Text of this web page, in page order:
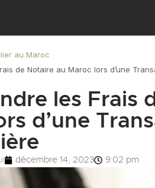
au Maroc
de Notaire au Maroc lors d’une
les Frais
d’une
décembre 14, 2023 9:02 pm